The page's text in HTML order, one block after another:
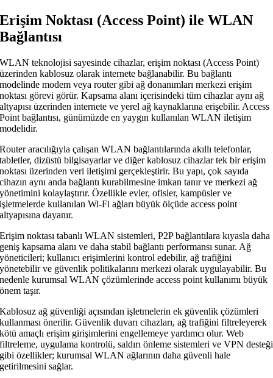
Erişim Noktası (Access Point) ile WLAN
Bağlantısı
WLAN teknolojisi sayesinde cihazlar, erişim noktası (Access Point)
üzerinden kablosuz olarak internete bağlanabilir. Bu bağlantı
modelinde modem veya router gibi ağ donanımları merkezi erişim
noktası görevi görür. Kapsama alanı içerisindeki tüm cihazlar aynı ağ
altyapısı üzerinden internete ve yerel ağ kaynaklarına erişebilir. Access
Point bağlantısı, günümüzde en yaygın kullanılan WLAN iletişim
modelidir.
Router aracılığıyla çalışan WLAN bağlantılarında akıllı telefonlar,
tabletler, dizüstü bilgisayarlar ve diğer kablosuz cihazlar tek bir erişim
noktası üzerinden veri iletişimi gerçekleştirir. Bu yapı, çok sayıda
cihazın aynı anda bağlantı kurabilmesine imkan tanır ve merkezi ağ
yönetimini kolaylaştırır. Özellikle evler, ofisler, kampüsler ve
işletmelerde kullanılan Wi-Fi ağları büyük ölçüde access point
altyapısına dayanır.
Erişim noktası tabanlı WLAN sistemleri, P2P bağlantılara kıyasla daha
geniş kapsama alanı ve daha stabil bağlantı performansı sunar. Ağ
yöneticileri; kullanıcı erişimlerini kontrol edebilir, ağ trafiğini
yönetebilir ve güvenlik politikalarını merkezi olarak uygulayabilir. Bu
nedenle kurumsal WLAN çözümlerinde access point kullanımı büyük
önem taşır.
Kablosuz ağ güvenliği açısından işletmelerin ek güvenlik çözümleri
kullanması önerilir. Güvenlik duvarı cihazları, ağ trafiğini filtreleyerek
kötü amaçlı erişim girişimlerini engellemeye yardımcı olur. Web
filtreleme, uygulama kontrolü, saldırı önleme sistemleri ve VPN desteği
gibi özellikler; kurumsal WLAN ağlarının daha güvenli hale
getirilmesini sağlar.